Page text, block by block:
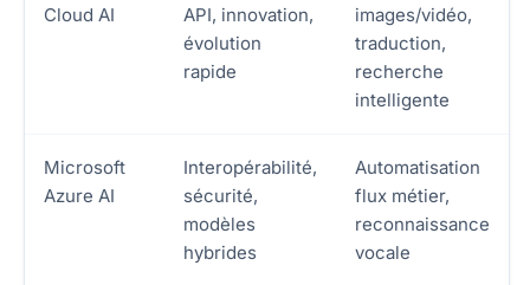
Cloud AI
API, innovation,
évolution
rapide
images/vidéo,
traduction,
recherche
intelligente
Microsoft
Azure AI
Interopérabilité,
sécurité,
modèles
hybrides
Automatisation
flux métier,
reconnaissance
vocale